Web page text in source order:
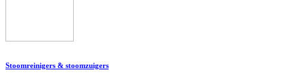
Stoomreinigers & stoomzuigers